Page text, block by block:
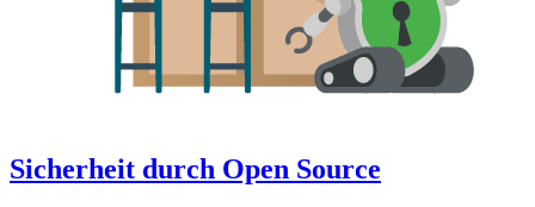
Sicherheit durch Open Source